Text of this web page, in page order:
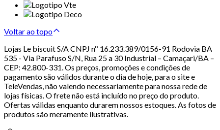
Voltar ao topo
Lojas Le biscuit S/A CNPJ nº 16.233.389/0156-91 Rodovia BA
535 - Via Parafuso S/N, Rua 25 a 30 Industrial – Camaçari/BA –
CEP: 42.800-331. Os preços, promoções e condições de
pagamento são válidos durante o dia de hoje, para o site e
TeleVendas, não valendo necessariamente para nossa rede de
lojas físicas. O frete não está incluído no preço do produto.
Ofertas válidas enquanto durarem nossos estoques. As fotos de
produtos são meramente ilustrativas.